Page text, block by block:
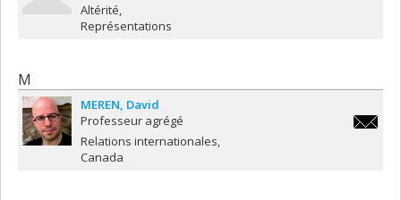
Altérité
Représentations
M
MEREN David
Professeur agrégé
Relations internationales
Canada